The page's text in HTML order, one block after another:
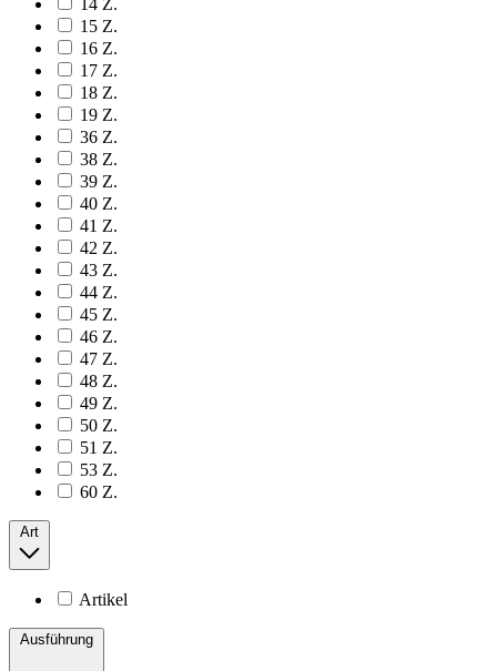
14 Z.
15 Z.
16 Z.
17 Z.
18 Z.
19 Z.
36 Z.
38 Z.
39 Z.
40 Z.
41 Z.
42 Z.
43 Z.
44 Z.
45 Z.
46 Z.
47 Z.
48 Z.
49 Z.
50 Z.
51 Z.
53 Z.
60 Z.
Art
Artikel
Ausführung